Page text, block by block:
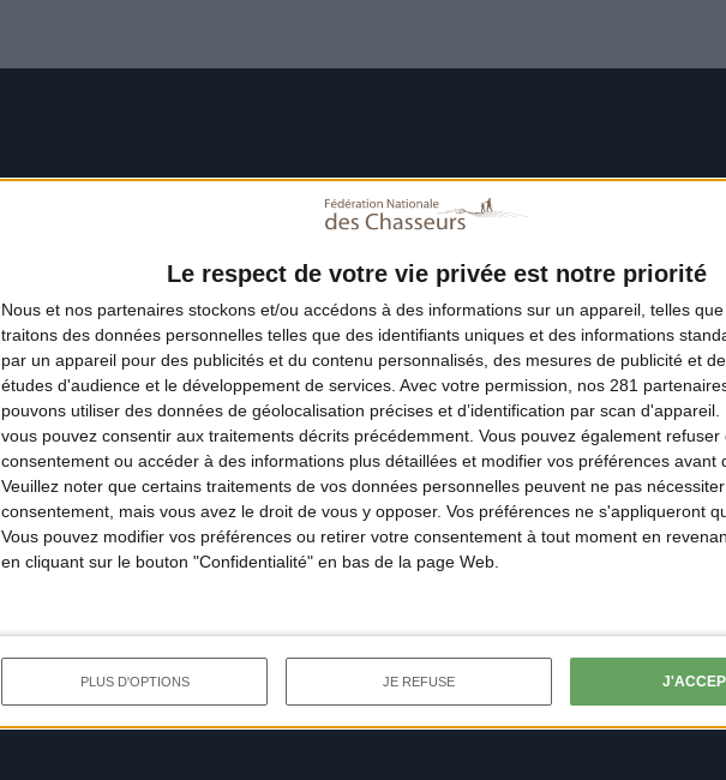
Le respect de votre vie privée est notre priorité
Nous et nos partenaires stockons et/ou accédons à des informations sur un appareil, telles
traitons des données personnelles telles que des identifiants uniques et des informations
par un appareil pour des publicités et du contenu personnalisés, des mesures de publicité et
études d'audience et le développement de services. Avec votre permission, nos 281
pouvons utiliser des données de géolocalisation précises et d’identification par scan d'appareil.
vous pouvez consentir aux traitements décrits précédemment. Vous pouvez également
consentement ou accéder à des informations plus détaillées et modifier vos préférences avant
Veuillez noter que certains traitements de vos données personnelles peuvent ne pas
consentement, mais vous avez le droit de vous y opposer. Vos préférences ne s'appliqueront
Vous pouvez modifier vos préférences ou retirer votre consentement à tout moment en
en cliquant sur le bouton "Confidentialité" en bas de la page Web.
PLUS D'OPTIONS JE REFUSE